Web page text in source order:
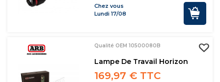
Chez vous
Lundi 17/08
Qualité OEM 10500080B
Lampe De Travail Horizon
169,97 € TTC